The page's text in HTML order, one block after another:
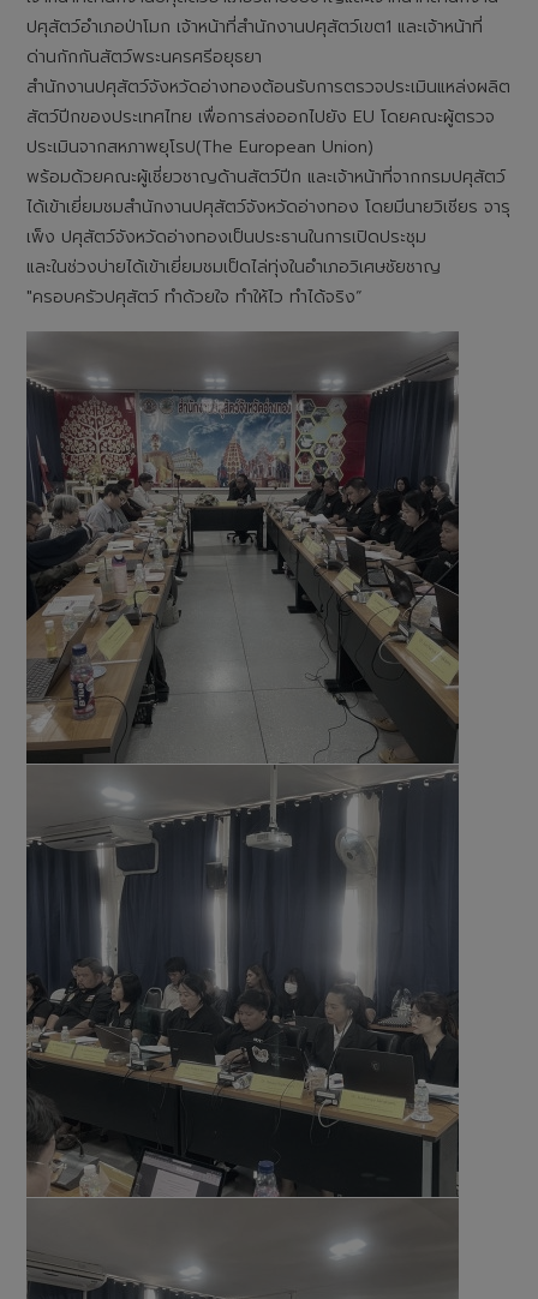
ปศุสัตว์อำเภอป่าโมก เจ้าหน้าที่สำนักงานปศุสัตว์เขต1 และเจ้าหน้าที่
ด่านกักกันสัตว์พระนครศรีอยุธยา
สำนักงานปศุสัตว์จังหวัดอ่างทองต้อนรับการตรวจประเมินแหล่งผลิต
สัตว์ปีกของประเทศไทย เพื่อการส่งออกไปยัง EU โดยคณะผู้ตรวจ
ประเมินจากสหภาพยุโรป(The European Union)
พร้อมด้วยคณะผู้เชี่ยวชาญด้านสัตว์ปีก และเจ้าหน้าที่จากกรมปศุสัตว์
ได้เข้าเยี่ยมชมสำนักงานปศุสัตว์จังหวัดอ่างทอง โดยมีนายวิเชียร จารุ
เพ็ง ปศุสัตว์จังหวัดอ่างทองเป็นประธานในการเปิดประชุม
และในช่วงบ่ายได้เข้าเยี่ยมชมเป็ดไล่ทุ่งในอำเภอวิเศษชัยชาญ
"ครอบครัวปศุสัตว์ ทำด้วยใจ ทำให้ไว ทำได้จริง“